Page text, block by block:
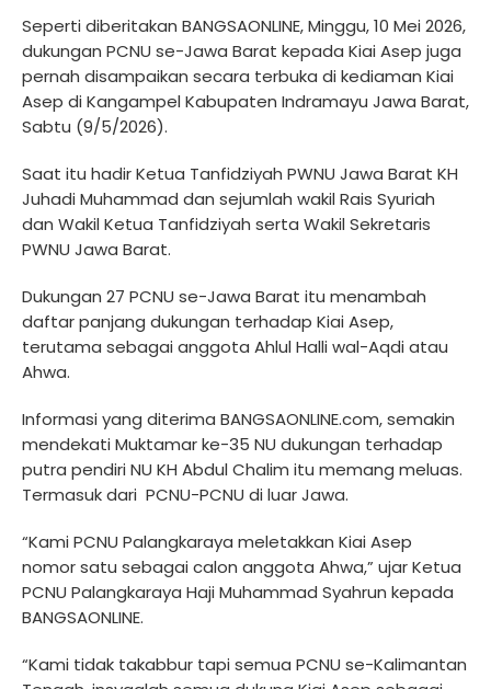
Seperti diberitakan BANGSAONLINE, Minggu, 10 Mei 2026,
dukungan PCNU se-Jawa Barat kepada Kiai Asep juga
pernah disampaikan secara terbuka di kediaman Kiai
Asep di Kangampel Kabupaten Indramayu Jawa Barat,
Sabtu (9/5/2026).
Saat itu hadir Ketua Tanfidziyah PWNU Jawa Barat KH
Juhadi Muhammad dan sejumlah wakil Rais Syuriah
dan Wakil Ketua Tanfidziyah serta Wakil Sekretaris
PWNU Jawa Barat.
Dukungan 27 PCNU se-Jawa Barat itu menambah
daftar panjang dukungan terhadap Kiai Asep,
terutama sebagai anggota Ahlul Halli wal-Aqdi atau
Ahwa.
Informasi yang diterima BANGSAONLINE.com, semakin
mendekati Muktamar ke-35 NU dukungan terhadap
putra pendiri NU KH Abdul Chalim itu memang meluas.
Termasuk dari PCNU-PCNU di luar Jawa.
“Kami PCNU Palangkaraya meletakkan Kiai Asep
nomor satu sebagai calon anggota Ahwa,” ujar Ketua
PCNU Palangkaraya Haji Muhammad Syahrun kepada
BANGSAONLINE.
“Kami tidak takabbur tapi semua PCNU se-Kalimantan